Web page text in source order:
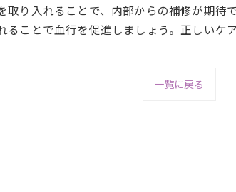
り入れることで、内部からの補修が期
ことで血行を促進しましょう。正しいケ
一覧に戻る